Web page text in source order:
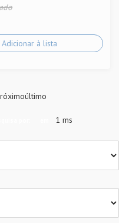
Adicionar à lista
último
1 ms